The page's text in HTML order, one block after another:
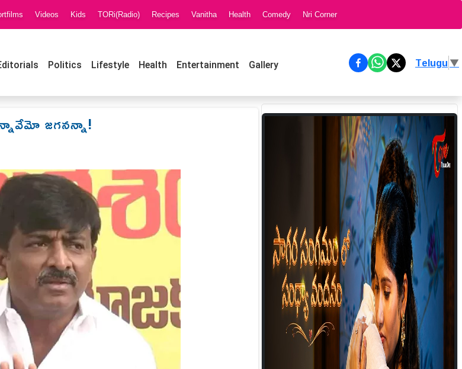
Videos Kids TORi(Radio) Recipes Vanitha Health Comedy Nri Corner
Politics Lifestyle Health Entertainment Gallery Telugu▼
జగనన్నా!